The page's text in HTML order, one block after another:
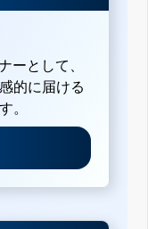
ーとして、
的に届ける
。